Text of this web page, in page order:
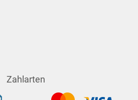
Zahlarten